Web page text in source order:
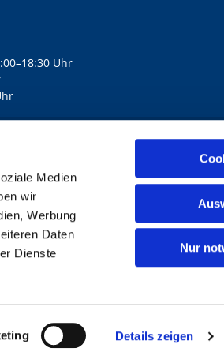
Medien
wir
Werbung
Daten
Dienste
Details zeigen
Nur
Uhr
mail@bernhard-lichtenberg.berlin